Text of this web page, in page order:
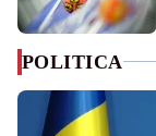
POLITICA